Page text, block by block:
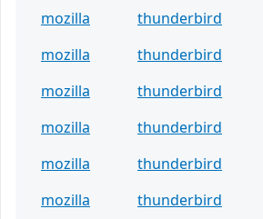
mozilla
thunderbird
mozilla
thunderbird
mozilla
thunderbird
mozilla
thunderbird
mozilla
thunderbird
mozilla
thunderbird